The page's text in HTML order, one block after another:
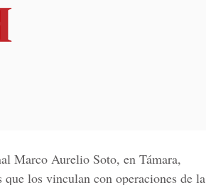
Marco Aurelio Soto, en Támara,
que los vinculan con operaciones de la